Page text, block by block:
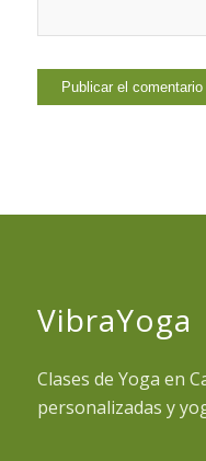
VibraYoga
Clases de Yoga en
personalizadas y